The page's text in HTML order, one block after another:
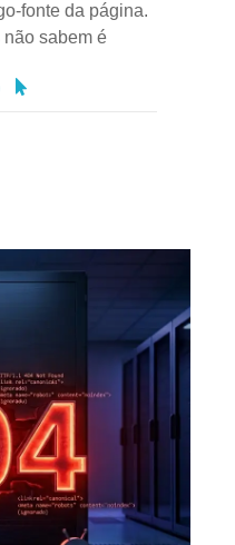
fonte da página.
não sabem é